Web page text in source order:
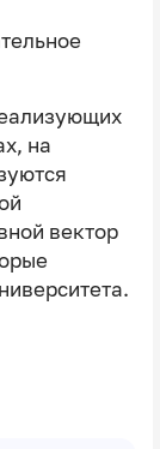
на
вектор